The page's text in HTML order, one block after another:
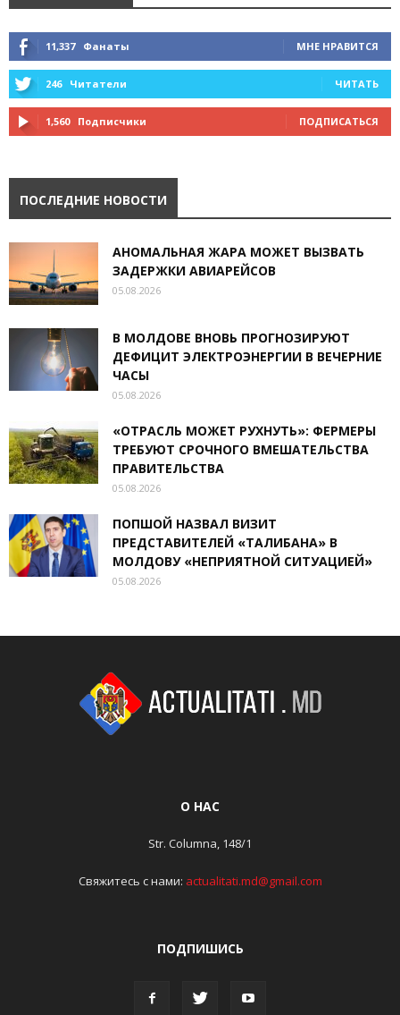
11,337 Фанаты МНЕ НРАВИТСЯ
246 Читатели ЧИТАТЬ
1,560 Подписчики ПОДПИСАТЬСЯ
ПОСЛЕДНИЕ НОВОСТИ
АНОМАЛЬНАЯ ЖАРА МОЖЕТ ВЫЗВАТЬ
ЗАДЕРЖКИ АВИАРЕЙСОВ
05.08.2026
В МОЛДОВЕ ВНОВЬ ПРОГНОЗИРУЮТ
ДЕФИЦИТ ЭЛЕКТРОЭНЕРГИИ В ВЕЧЕРНИЕ
ЧАСЫ
05.08.2026
«ОТРАСЛЬ МОЖЕТ РУХНУТЬ»: ФЕРМЕРЫ
ТРЕБУЮТ СРОЧНОГО ВМЕШАТЕЛЬСТВА
ПРАВИТЕЛЬСТВА
05.08.2026
ПОПШОЙ НАЗВАЛ ВИЗИТ
ПРЕДСТАВИТЕЛЕЙ «ТАЛИБАНА» В
МОЛДОВУ «НЕПРИЯТНОЙ СИТУАЦИЕЙ»
05.08.2026
О НАС
Str. Columna, 148/1
Свяжитесь с нами: actualitati.md@gmail.com
ПОДПИШИСЬ